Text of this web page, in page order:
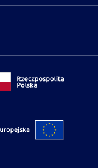
Portal
WyższegoPortal